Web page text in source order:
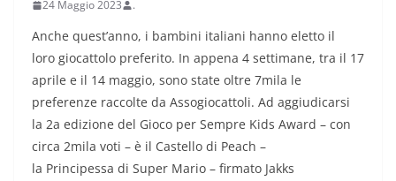
24 Maggio 2023 .
Anche quest’anno, i bambini italiani hanno eletto il
loro giocattolo preferito. In appena 4 settimane, tra il 17
aprile e il 14 maggio, sono state oltre 7mila le
preferenze raccolte da Assogiocattoli. Ad aggiudicarsi
la 2a edizione del Gioco per Sempre Kids Award – con
circa 2mila voti – è il Castello di Peach –
la Principessa di Super Mario – firmato Jakks